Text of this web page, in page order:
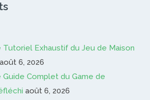
Tutoriel Exhaustif du Jeu de Maison
août 6, 2026
Guide Complet du Game de
août 6, 2026